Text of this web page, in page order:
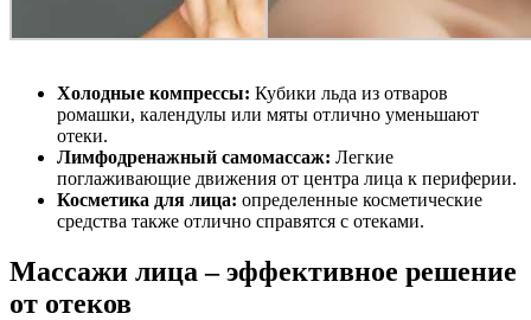
Холодные компрессы: Кубики льда из отваров
ромашки, календулы или мяты отлично уменьшают
отеки.
Лимфодренажный самомассаж: Легкие
поглаживающие движения от центра лица к периферии.
Косметика для лица: определенные косметические
средства также отлично справятся с отеками.
Массажи лица – эффективное решение
от отеков